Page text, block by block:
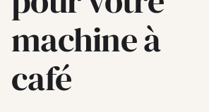
machine à
café